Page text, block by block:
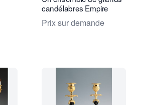
candélabres Empire
Prix sur demande